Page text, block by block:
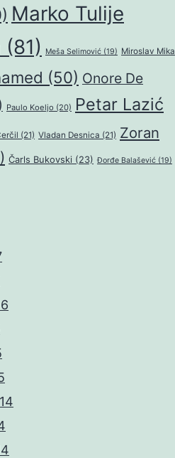
Marko Tulije
(81) Meša Selimović (19) Miroslav Mika
(50) Onore De
Paulo Koeljo (20) Petar Lazić
(21) Vladan Desnica (21) Zoran
Čarls Bukovski (23) Đorđe Balašević (19)